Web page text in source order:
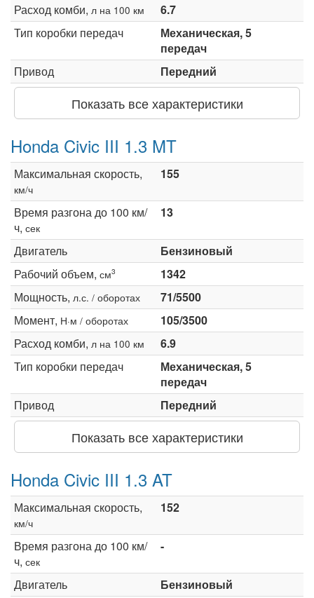
Расход комби, л на 100 км
6.7
Тип коробки передач
Механическая, 5
передач
Привод
Передний
Показать все характеристики
Honda Civic III 1.3 MT
Максимальная скорость,
км/ч
155
Время разгона до 100 км/
ч, сек
13
Двигатель
Бензиновый
Рабочий объем, см3
1342
Мощность, л.с. / оборотах
71/5500
Момент, Н·м / оборотах
105/3500
Расход комби, л на 100 км
6.9
Тип коробки передач
Механическая, 5
передач
Привод
Передний
Показать все характеристики
Honda Civic III 1.3 AT
Максимальная скорость,
км/ч
152
Время разгона до 100 км/
ч, сек
-
Двигатель
Бензиновый